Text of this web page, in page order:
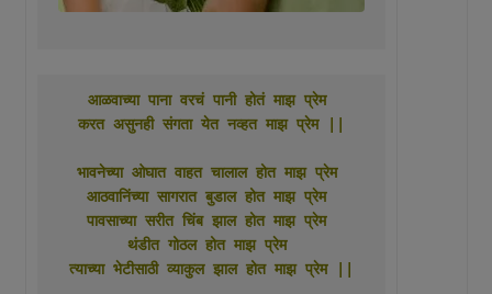
आळवाच्या पाना वरचं पानी होतं माझ प्रेम
करत असुनही संगता येत नव्हत माझ प्रेम ||
भावनेच्या ओघात वाहत चालाल होत माझ प्रेम
आठवानिंच्या सागरात बुडाल होत माझ प्रेम
पावसाच्या सरीत चिंब झाल होत माझ प्रेम
थंडीत गोठल होत माझ प्रेम
त्याच्या भेटीसाठी व्याकुल झाल होत माझ प्रेम ||